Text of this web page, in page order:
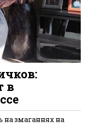
в
на змаганнях на